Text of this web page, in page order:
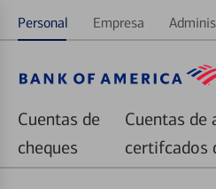
Personal Empresa
Cuentas de
cheques
Cuentas de
certifcados